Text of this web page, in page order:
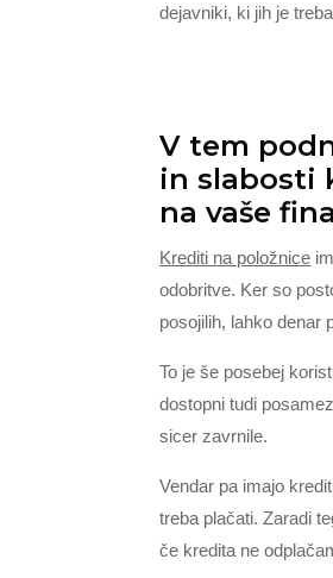
dejavniki, ki jih je
V tem
in slabosti
na vaše
Krediti na položnice
odobritve. Ker so
posojilih, lahko denar
To je še posebej
dostopni tudi
sicer zavrnile.
Vendar pa imajo
treba plačati. Zaradi
če kredita ne